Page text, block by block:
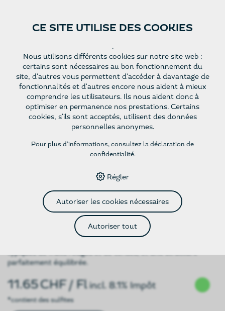
s
HOME › E-SHOP › ROTWEINE › PINOT NOIR 50CL - AOC
VALAIS - JG 2024
Pinot Noir 50cl - AOC
Valais - JG 2024
Subtil, fruité, finement structuré,
équilibré
parfaitement équilibrée.
11.65CHF/ Flincl. 8.1% Impôt
*contient des sulfites
CE SITE UTILISE DES COOKIES
.
Nous utilisons différents cookies sur notre site web :
certains sont nécessaires au bon fonctionnement du
site, d'autres vous permettent d'accéder à davantage de
fonctionnalités et d'autres encore nous aident à mieux
comprendre les utilisateurs. Ils nous aident donc à
optimiser en permanence nos prestations. Certains
cookies, s'ils sont acceptés, utilisent des données
personnelles anonymes.
Pour plus d'informations, consultez la déclaration de
confidentialité.
Régler
Autoriser les cookies nécessaires
Autoriser tout